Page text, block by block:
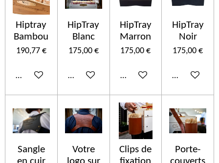
Hiptray
Bambou
190,77 €
In den Warenkorb
HipTray
Blanc
175,00 €
In den Warenkorb
HipTray
Marron
175,00 €
In den Warenkorb
HipTray
Noir
175,00 €
In den
Sangle
Votre
Clips de
Porte-